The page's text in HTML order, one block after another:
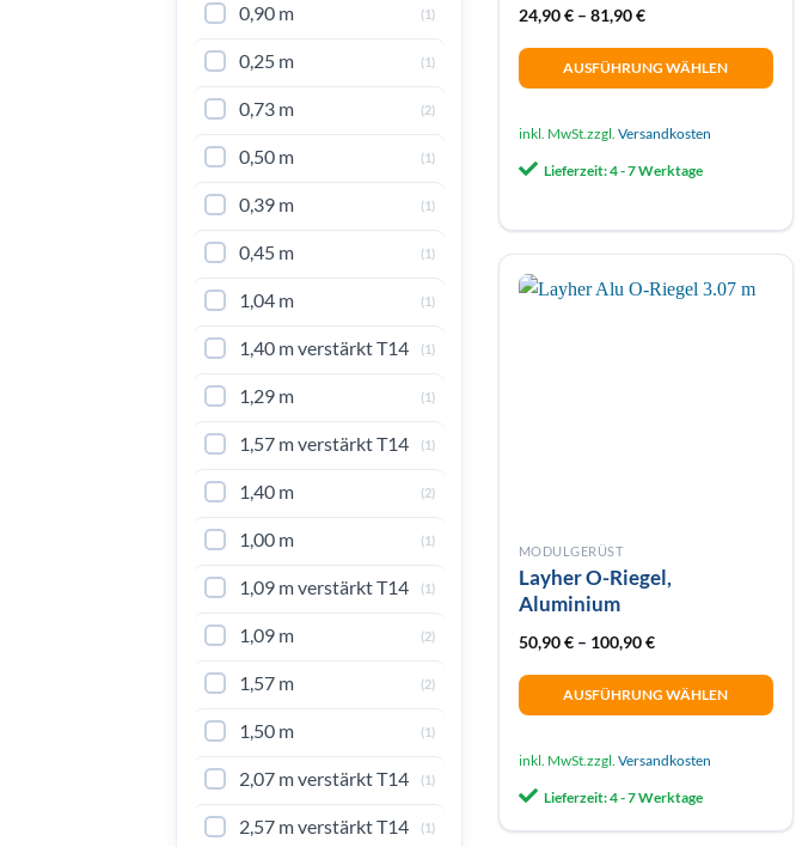
0,90 m (1)
0,25 m (1)
0,73 m (2)
0,50 m (1)
0,39 m (1)
0,45 m (1)
1,04 m (1)
1,40 m verstärkt T14 (1)
1,29 m (1)
1,57 m verstärkt T14 (1)
1,40 m (2)
1,00 m (1)
1,09 m verstärkt T14 (1)
1,09 m (2)
1,57 m (2)
1,50 m (1)
2,07 m verstärkt T14 (1)
2,57 m verstärkt T14 (1)
24,90€– 81,90€
AUSFÜHRUNG WÄHLEN
Produkt
Optionen
inkl. MwSt. zzgl. Versandkosten
Lieferzeit:4 - 7 Werktage
MODULGERÜST
Layher O-Riegel,
Aluminium
50,90€– 100,90€
AUSFÜHRUNG WÄHLEN
Produkt
Varianten
inkl. MwSt. zzgl. Versandkosten
Lieferzeit:4 - 7 Werktage